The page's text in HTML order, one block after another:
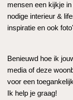
mensen een kijkje
nodige interieur &
inspiratie en ook
Benieuwd hoe ik
media of deze
voor een
Ik help je graag!